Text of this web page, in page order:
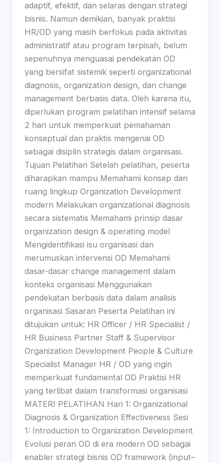
adaptif, efektif, dan selaras dengan strategi
bisnis. Namun demikian, banyak praktisi
HR/OD yang masih berfokus pada aktivitas
administratif atau program terpisah, belum
sepenuhnya menguasai pendekatan OD
yang bersifat sistemik seperti organizational
diagnosis, organization design, dan change
management berbasis data. Oleh karena itu,
diperlukan program pelatihan intensif selama
2 hari untuk memperkuat pemahaman
konseptual dan praktis mengenai OD
sebagai disiplin strategis dalam organisasi.
Tujuan Pelatihan Setelah pelatihan, peserta
diharapkan mampu Memahami konsep dan
ruang lingkup Organization Development
modern Melakukan organizational diagnosis
secara sistematis Memahami prinsip dasar
organization design & operating model
Mengidentifikasi isu organisasi dan
merumuskan intervensi OD Memahami
dasar-dasar change management dalam
konteks organisasi Menggunakan
pendekatan berbasis data dalam analisis
organisasi Sasaran Peserta Pelatihan ini
ditujukan untuk: HR Officer / HR Specialist /
HR Business Partner Staff & Supervisor
Organization Development People & Culture
Specialist Manager HR / OD yang ingin
memperkuat fundamental OD Praktisi HR
yang terlibat dalam transformasi organisasi
MATERI PELATIHAN Hari 1: Organizational
Diagnosis & Organization Effectiveness Sesi
1: Introduction to Organization Development
Evolusi peran OD di era modern OD sebagai
enabler strategi bisnis OD framework (input–